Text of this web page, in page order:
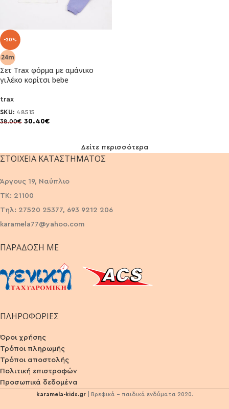
-20%
Σετ Trax φόρμα με αμάνικο
γιλέκο κορίτσι bebe
trax
SKU: 48515
38.00€ 30.40€
Δείτε περισσότερα
ΣΤΟΙΧΕΊΑ ΚΑΤΑΣΤΉΜΑΤΟΣ
Άργους 19, Ναύπλιο
ΤΚ: 21100
Τηλ: 27520 25377, 693 9212 206
karamela77@yahoo.com
ΠΑΡΆΔΟΣΗ ΜΕ
ΠΛΗΡΟΦΟΡΙΕΣ
Όροι χρήσης
Τρόποι πληρωμής
Τρόποι αποστολής
Πολιτική επιστροφών
Προσωπικά δεδομένα
karamela-kids.gr | Βρεφικά - παιδικά ενδύματα 2020.